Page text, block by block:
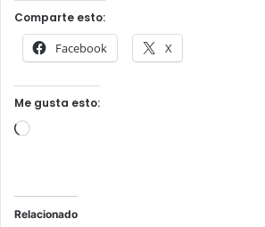
Comparte esto:
Facebook X
Me gusta esto:
Cargando...
Relacionado